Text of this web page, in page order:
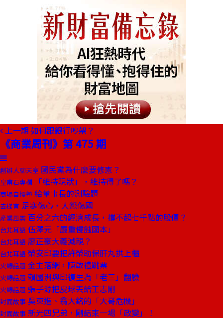
上一期 如何跟銀行吵架？
《商業周刊》第 475 期
創辦人聊天室 國民黨為什麼要修憲？
皇甫石專欄 「維持現狀」，維持得了嗎？
商場自慢塾 給董事長的測驗題
去梯言 足寒傷心，人怨傷國
產業風雲 百分之六的經濟成長，撐不起七千點的股價？
台北耳語 伍澤元「嚴重侵蝕國本」
台北耳語 廖正豪大義滅親？
台北耳語 榮安邱要把許榮助保肝丸拱上櫃
火線話題 金主落網，陳啟禮跳票
火線話題 賴國洲與邱復生為「老三」翻臉
火線話題 張子源把皮球丟給王志剛
封面故事 吳東進、翁大銘的「大哥危機」
封面故事 新光四兄弟，剛結束一場「政變」！